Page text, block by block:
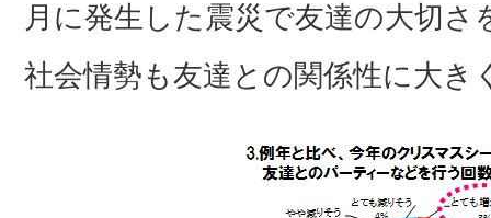
月に発生した震災で友達の大切
社会情勢も友達との関係性に大